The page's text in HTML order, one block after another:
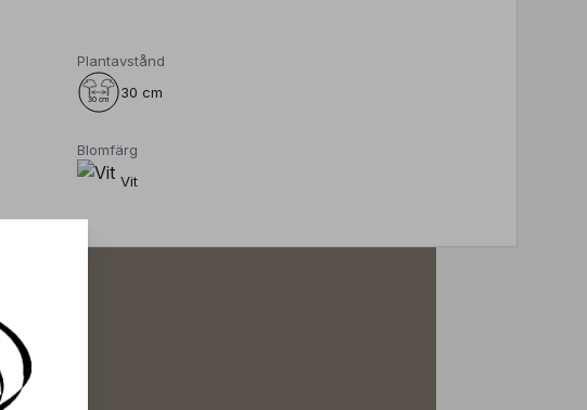
Plantavstånd
30 cm
Blomfärg
Vit